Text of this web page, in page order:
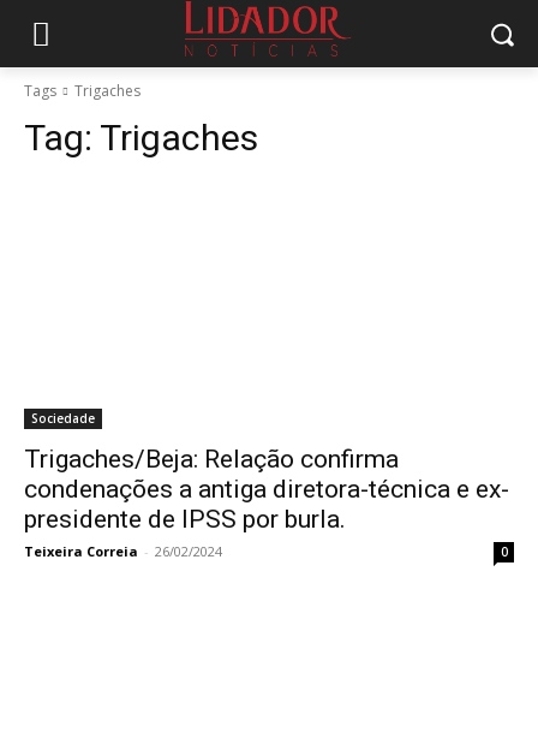
Tags Trigaches
Tag: Trigaches
Sociedade
Trigaches/Beja: Relação confirma
condenações a antiga diretora-técnica e ex-
presidente de IPSS por burla.
Teixeira Correia - 26/02/2024 0